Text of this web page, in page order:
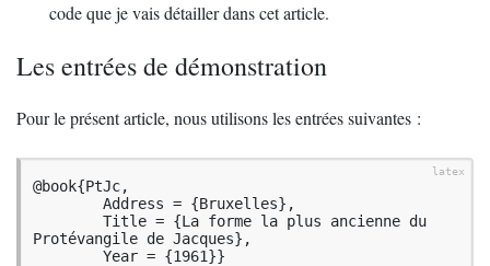
code que je vais détailler dans cet article.
Les entrées de démonstration
Pour le présent article, nous utilisons les entrées suivantes :
@book{PtJc,
Address = {Bruxelles},
Title = {La forme la plus ancienne du
Protévangile de Jacques},
Year = {1961}}